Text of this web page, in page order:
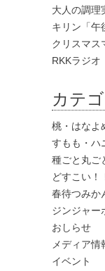
大人の調理
キリン「午
クリスマス
RKKラジオ
カテ
桃・はなよ
すもも・ハ
種ごと丸ご
どすこい！
春待つみか
ジンジャー
おしらせ
メディア情
イベント